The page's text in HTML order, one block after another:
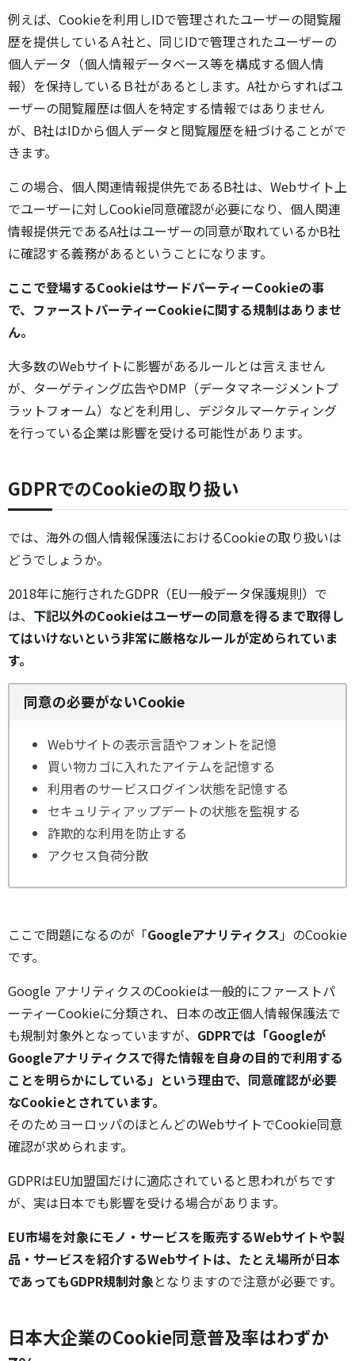
例えば、Cookieを利用しIDで管理されたユーザーの閲覧履
歴を提供しているＡ社と、同じIDで管理されたユーザーの
個人データ（個人情報データベース等を構成する個人情
報）を保持しているＢ社があるとします。A社からすればユ
ーザーの閲覧履歴は個人を特定する情報ではありません
が、B社はIDから個人データと閲覧履歴を紐づけることがで
きます。
この場合、個人関連情報提供先であるB社は、Webサイト上
でユーザーに対しCookie同意確認が必要になり、個人関連
情報提供元であるA社はユーザーの同意が取れているかB社
に確認する義務があるということになります。
ここで登場するCookieはサードパーティーCookieの事
で、ファーストパーティーCookieに関する規制はありませ
ん。
大多数のWebサイトに影響があるルールとは言えません
が、ターゲティング広告やDMP（データマネージメントプ
ラットフォーム）などを利用し、デジタルマーケティング
を行っている企業は影響を受ける可能性があります。
GDPRでのCookieの取り扱い
では、海外の個人情報保護法におけるCookieの取り扱いは
どうでしょうか。
2018年に施行されたGDPR（EU一般データ保護規則）で
は、 下記以外のCookieはユーザーの同意を得るまで取得し
てはいけないという非常に厳格なルールが定められていま
す。
同意の必要がないCookie
Webサイトの表示言語やフォントを記憶
買い物カゴに入れたアイテムを記憶する
利用者のサービスログイン状態を記憶する
セキュリティアップデートの状態を監視する
詐欺的な利用を防止する
アクセス負荷分散
ここで問題になるのが「Googleアナリティクス」のCookie
です。
Google アナリティクスのCookieは一般的にファーストパ
ーティーCookieに分類され、日本の改正個人情報保護法で
も規制対象外となっていますが、 GDPRでは「Googleが
Googleアナリティクスで得た情報を自身の目的で利用する
ことを明らかにしている」という理由で、同意確認が必要
なCookieとされています。
そのためヨーロッパのほとんどのWebサイトでCookie同意
確認が求められます。
GDPRはEU加盟国だけに適応されていると思われがちです
が、実は日本でも影響を受ける場合があります。
EU市場を対象にモノ・サービスを販売するWebサイトや製
品・サービスを紹介するWebサイトは、たとえ場所が日本
であってもGDPR規制対象となりますので注意が必要です。
日本大企業のCookie同意普及率はわずか